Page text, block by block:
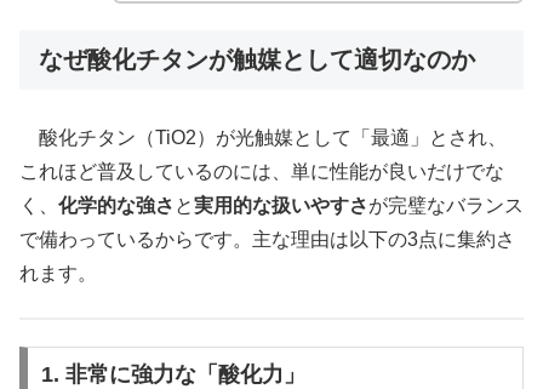
なぜ酸化チタンが触媒として適切なのか
酸化チタン（TiO2）が光触媒として「最適」とされ、
これほど普及しているのには、単に性能が良いだけでな
く、 化学的な強さ と実用的な扱いやすさが完璧なバランス
で備わっているからです。主な理由は以下の3点に集約さ
れます。
1. 非常に強力な「酸化力」